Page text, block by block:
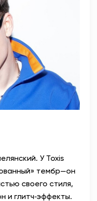
У Toxis
тембр—он
своего стиля,
и глитч‑эффекты.